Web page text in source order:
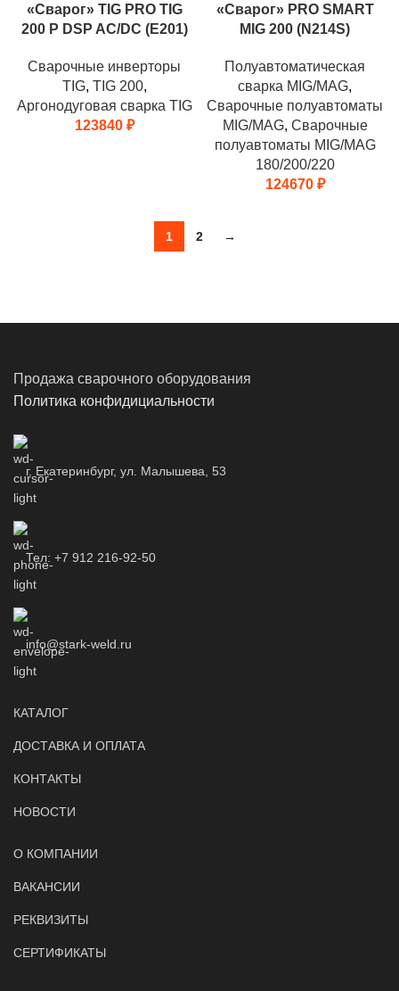
«Сварог» TIG PRO TIG
200 P DSP AC/DC (E201)
Сварочные инверторы
TIG, TIG 200,
Аргонодуговая сварка TIG
123840 ₽
«Сварог» PRO SMART
MIG 200 (N214S)
Полуавтоматическая
сварка MIG/MAG,
Сварочные полуавтоматы
MIG/MAG, Сварочные
полуавтоматы MIG/MAG
180/200/220
124670 ₽
1 2 →
Продажа сварочного оборудования
Политика конфидициальности
г. Екатеринбург, ул. Малышева, 53
Тел: +7 912 216-92-50
info@stark-weld.ru
КАТАЛОГ
ДОСТАВКА И ОПЛАТА
КОНТАКТЫ
НОВОСТИ
О КОМПАНИИ
ВАКАНСИИ
РЕКВИЗИТЫ
СЕРТИФИКАТЫ